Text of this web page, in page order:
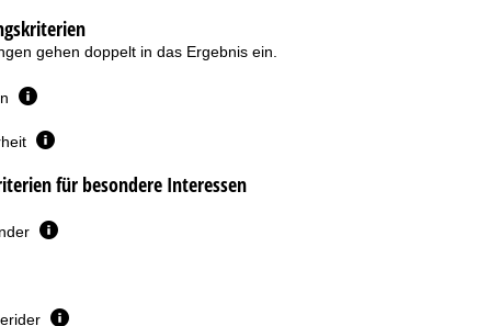
gehen doppelt in das Ergebnis ein.
für besondere Interessen